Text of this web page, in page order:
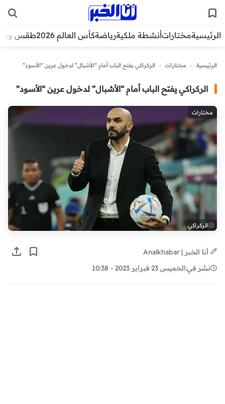
الرئيسيةمختاراتأنشطة ملكيةرياضةكأس العالم 2026 طقس
الرئيسية > مختارات > الركراكي يفتح الباب أمام “الأشبال” لدخول عرين “الأسود”
الركراكي يفتح الباب أمام “الأشبال” لدخول عرين “الأسود”
مختارات
الركراكي
أنا الخبر | Analkhabar
نشر في:الخميس 23 فبراير 2023 - 10:38